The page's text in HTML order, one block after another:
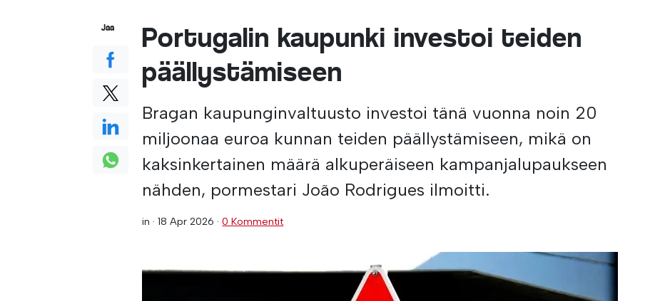
Portugalin kaupunki investoi teiden
päällystämiseen
Bragan kaupunginvaltuusto investoi tänä vuonna noin 20
miljoonaa euroa kunnan teiden päällystämiseen, mikä on
kaksinkertainen määrä alkuperäiseen kampanjalupaukseen
nähden, pormestari João Rodrigues ilmoitti.
in ·18 Apr 2026 ·0 Kommentit
Jaa